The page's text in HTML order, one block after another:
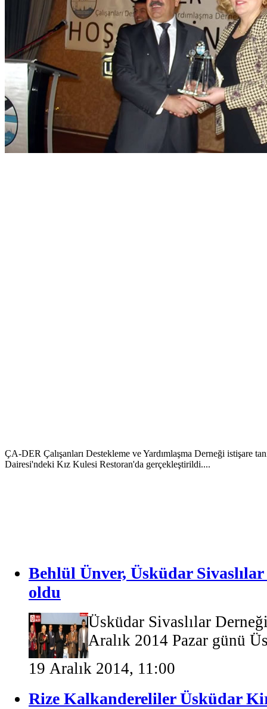
ÇA-DER Çalışanları Destekleme ve Yardımlaşma Derneği istişare
Dairesi'ndeki Kız Kulesi Restoran'da gerçekleştirildi....
Behlül Ünver, Üsküdar
oldu
Üsküdar Sivaslılar
Aralık 2014 Pazar günü
19 Aralık 2014, 11:00
Rize Kalkandereliler Üsküdar